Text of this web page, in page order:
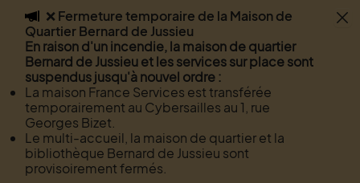
Flash info
❌ Fermeture temporaire de la Maison de
Quartier Bernard de Jussieu
En raison d'un incendie, la maison de quartier
Bernard de Jussieu et les services sur place sont
suspendus jusqu'à nouvel ordre :
La maison France Services est transférée
temporairement au Cybersailles au 1, rue
Georges Bizet.
Le multi-accueil, la maison de quartier et la
bibliothèque Bernard de Jussieu sont
provisoirement fermés.
Menu
Recherche
Page de contact
Contenu